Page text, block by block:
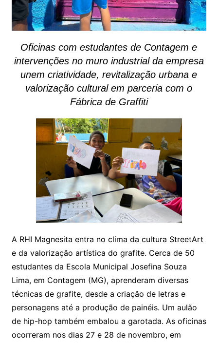
Oficinas com estudantes de Contagem e
intervenções no muro industrial da empresa
unem criatividade, revitalização urbana e
valorização cultural em parceria com o
Fábrica de Graffiti
A RHI Magnesita entra no clima da cultura StreetArt
e da valorização artística do grafite. Cerca de 50
estudantes da Escola Municipal Josefina Souza
Lima, em Contagem (MG), aprenderam diversas
técnicas de grafite, desde a criação de letras e
personagens até a produção de painéis. Um aulão
de hip-hop também embalou a garotada. As oficinas
ocorreram nos dias 27 e 28 de novembro, em